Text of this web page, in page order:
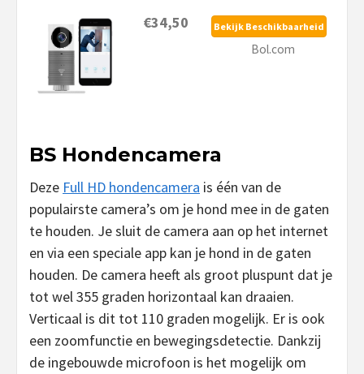
€34,50 Bekijk Beschikbaarheid
Bol.com
BS Hondencamera
Deze Full HD hondencamera is één van de
populairste camera’s om je hond mee in de gaten
te houden. Je sluit de camera aan op het internet
en via een speciale app kan je hond in de gaten
houden. De camera heeft als groot pluspunt dat je
tot wel 355 graden horizontaal kan draaien.
Verticaal is dit tot 110 graden mogelijk. Er is ook
een zoomfunctie en bewegingsdetectie. Dankzij
de ingebouwde microfoon is het mogelijk om